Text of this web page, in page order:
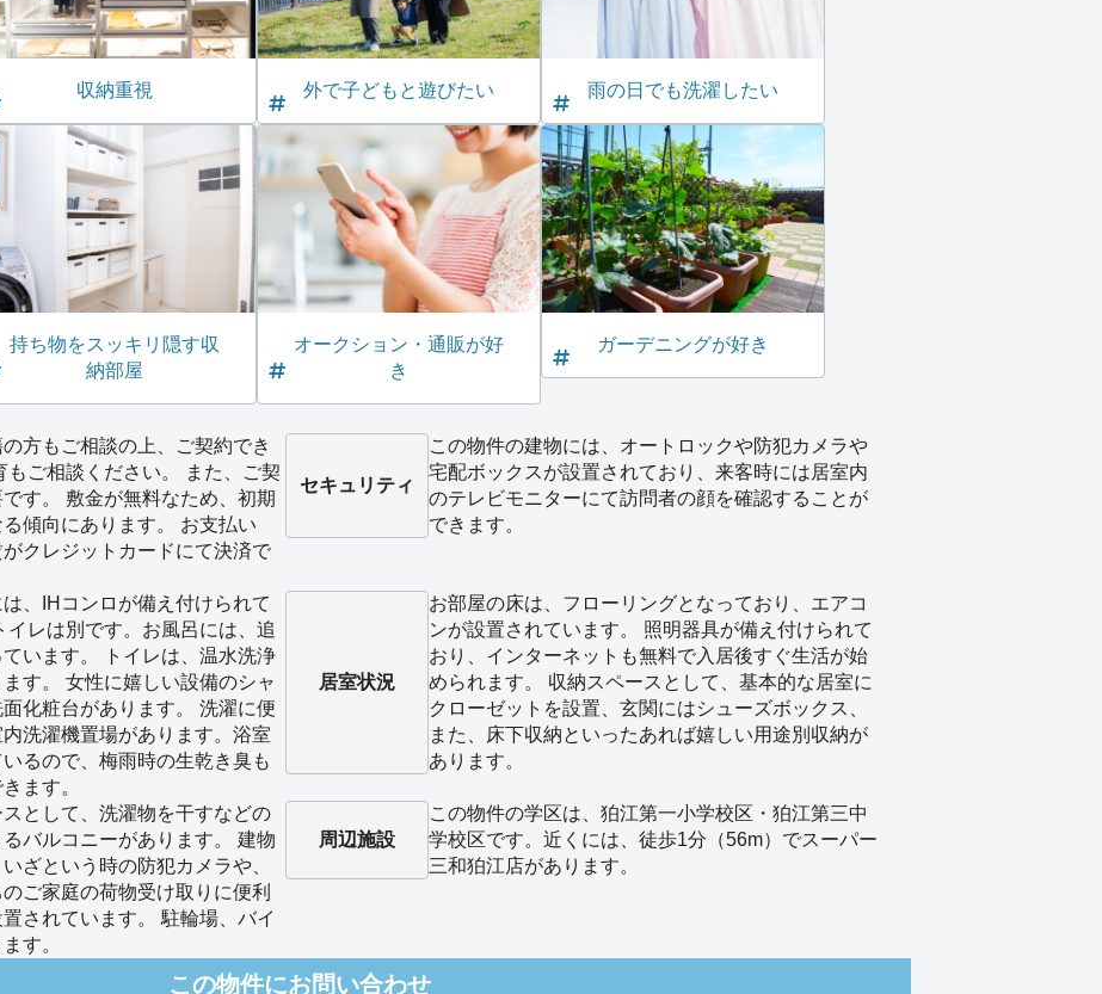
収納重視 外で子どもと遊びたい 雨の日でも洗濯したい
持ち物をスッキリ隠す収
納部屋
オークション・通販が好
き
ガーデニングが好き
方もご相談の上、ご契約でき
もご相談ください。 また、ご契
す。 敷金が無料なため、初期
傾向にあります。 お支払い
クレジットカードにて決済で
セキュリティ
この物件の建物には、オートロックや防犯カメラや
宅配ボックスが設置されており、来客時には居室内
のテレビモニターにて訪問者の顔を確認することが
できます。
、IHコンロが備え付けられて
イレは別です。お風呂には、追
います。 トイレは、温水洗浄
す。 女性に嬉しい設備のシャ
化粧台があります。 洗濯に便
洗濯機置場があります。浴室
るので、梅雨時の生乾き臭も
ます。
居室状況
お部屋の床は、フローリングとなっており、エアコ
ンが設置されています。 照明器具が備え付けられて
おり、インターネットも無料で入居後すぐ生活が始
められます。 収納スペースとして、基本的な居室に
クローゼットを設置、玄関にはシューズボックス、
また、床下収納といったあれば嬉しい用途別収納が
あります。
として、洗濯物を干すなどの
バルコニーがあります。 建物
ざという時の防犯カメラや、
ご家庭の荷物受け取りに便利
されています。 駐輪場、バイ
す。
周辺施設
この物件の学区は、狛江第一小学校区・狛江第三中
学校区です。近くには、徒歩1分（56m）でスーパー
三和狛江店があります。
この物件にお問い合わせ